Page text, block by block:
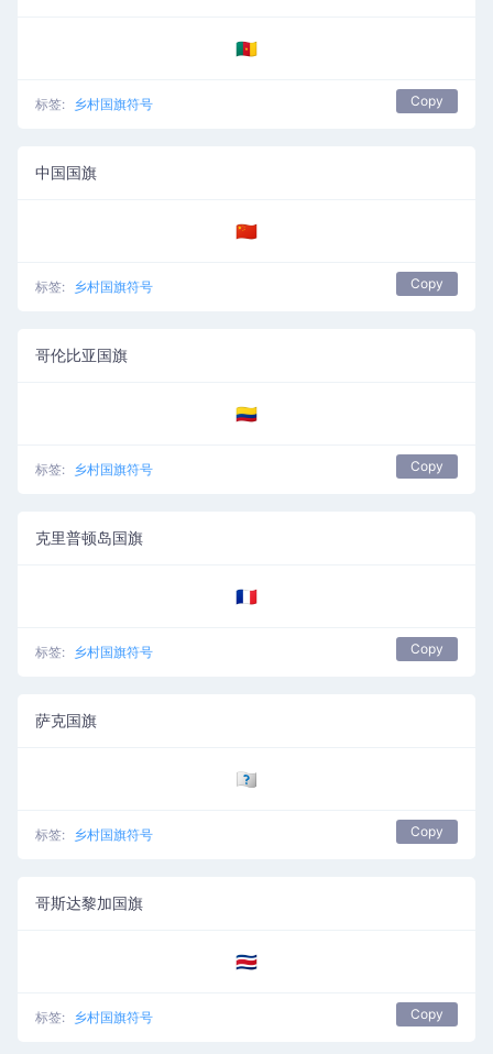
🇨🇲
标签: 乡村国旗符号 Copy
中国国旗
🇨🇳
标签: 乡村国旗符号 Copy
哥伦比亚国旗
🇨🇴
标签: 乡村国旗符号 Copy
克里普顿岛国旗
🇨🇵
标签: 乡村国旗符号 Copy
萨克国旗
🇨🇶
标签: 乡村国旗符号 Copy
哥斯达黎加国旗
🇨🇷
标签: 乡村国旗符号 Copy